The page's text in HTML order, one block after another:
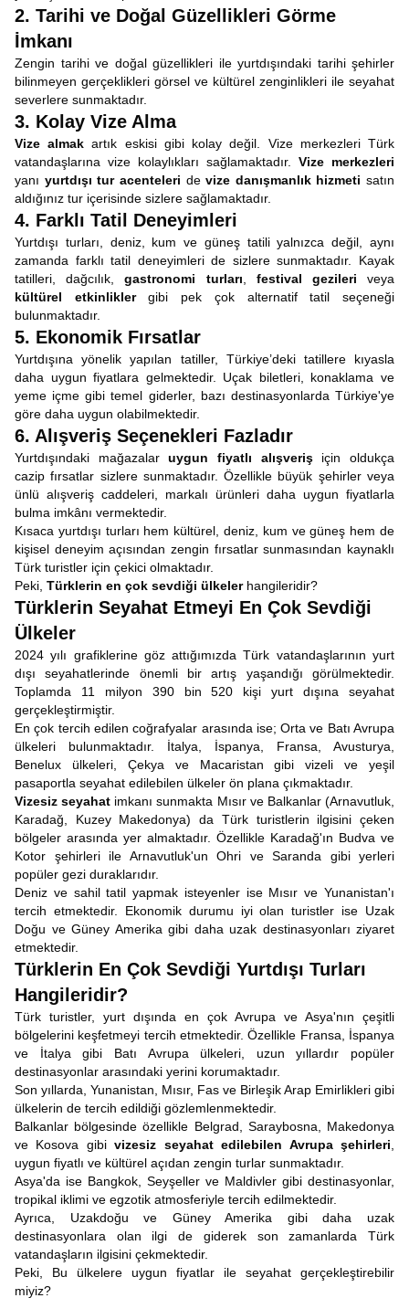
2. Tarihi ve Doğal Güzellikleri Görme
İmkanı
Zengin tarihi ve doğal güzellikleri ile yurtdışındaki tarihi şehirler
bilinmeyen gerçeklikleri görsel ve kültürel zenginlikleri ile seyahat
severlere sunmaktadır.
3. Kolay Vize Alma
Vize almak artık eskisi gibi kolay değil. Vize merkezleri Türk
vatandaşlarına vize kolaylıkları sağlamaktadır. Vize merkezleri
yanı yurtdışı tur acenteleri devize danışmanlık hizmeti satın
aldığınız tur içerisinde sizlere sağlamaktadır.
4. Farklı Tatil Deneyimleri
Yurtdışı turları, deniz, kum ve güneş tatili yalnızca değil, aynı
zamanda farklı tatil deneyimleri de sizlere sunmaktadır. Kayak
tatilleri, dağcılık,gastronomi turları festival gezileri veya
kültürel etkinliklergibi pek çok alternatif tatil seçeneği
bulunmaktadır.
5. Ekonomik Fırsatlar
Yurtdışına yönelik yapılan tatiller, Türkiye’deki tatillere kıyasla
daha uygun fiyatlara gelmektedir. Uçak biletleri, konaklama ve
yeme içme gibi temel giderler, bazı destinasyonlarda Türkiye'ye
göre daha uygun olabilmektedir.
6. Alışveriş Seçenekleri Fazladır
Yurtdışındaki mağazalaruygun fiyatlı alışverişiçin oldukça
cazip fırsatlar sizlere sunmaktadır. Özellikle büyük şehirler veya
ünlü alışveriş caddeleri, markalı ürünleri daha uygun fiyatlarla
bulma imkânı vermektedir.
Kısaca yurtdışı turları hem kültürel, deniz, kum ve güneş hem de
kişisel deneyim açısından zengin fırsatlar sunmasından kaynaklı
Türk turistler için çekici olmaktadır.
Peki, Türklerin en çok sevdiği ülkelerhangileridir?
Türklerin Seyahat Etmeyi En Çok Sevdiği
Ülkeler
2024 yılı grafiklerine göz attığımızda Türk vatandaşlarının yurt
dışı seyahatlerinde önemli bir artış yaşandığı görülmektedir.
Toplamda 11 milyon 390 bin 520 kişi yurt dışına seyahat
gerçekleştirmiştir.
En çok tercih edilen coğrafyalar arasında ise; Orta ve Batı Avrupa
ülkeleri bulunmaktadır. İtalya, İspanya, Fransa, Avusturya,
Benelux ülkeleri, Çekya ve Macaristan gibi vizeli ve yeşil
pasaportla seyahat edilebilen ülkeler ön plana çıkmaktadır.
Vizesiz seyahat imkanı sunmakta Mısır ve Balkanlar (Arnavutluk,
Karadağ, Kuzey Makedonya) da Türk turistlerin ilgisini çeken
bölgeler arasında yer almaktadır. Özellikle Karadağ'ın Budva ve
Kotor şehirleri ile Arnavutluk'un Ohri ve Saranda gibi yerleri
popüler gezi duraklarıdır.
Deniz ve sahil tatil yapmak isteyenler ise Mısır ve Yunanistan'ı
tercih etmektedir. Ekonomik durumu iyi olan turistler ise Uzak
Doğu ve Güney Amerika gibi daha uzak destinasyonları ziyaret
etmektedir.
Türklerin En Çok Sevdiği Yurtdışı Turları
Hangileridir?
Türk turistler, yurt dışında en çok Avrupa ve Asya'nın çeşitli
bölgelerini keşfetmeyi tercih etmektedir. Özellikle Fransa, İspanya
ve İtalya gibi Batı Avrupa ülkeleri, uzun yıllardır popüler
destinasyonlar arasındaki yerini korumaktadır.
Son yıllarda, Yunanistan, Mısır, Fas ve Birleşik Arap Emirlikleri gibi
ülkelerin de tercih edildiği gözlemlenmektedir.
Balkanlar bölgesinde özellikle Belgrad, Saraybosna, Makedonya
ve Kosova gibivizesiz seyahat edilebilen Avrupa şehirleri
uygun fiyatlı ve kültürel açıdan zengin turlar sunmaktadır.
Asya'da ise Bangkok, Seyşeller ve Maldivler gibi destinasyonlar,
tropikal iklimi ve egzotik atmosferiyle tercih edilmektedir.
Ayrıca, Uzakdoğu ve Güney Amerika gibi daha uzak
destinasyonlara olan ilgi de giderek son zamanlarda Türk
vatandaşların ilgisini çekmektedir.
Peki, Bu ülkelere uygun fiyatlar ile seyahat gerçekleştirebilir
miyiz?